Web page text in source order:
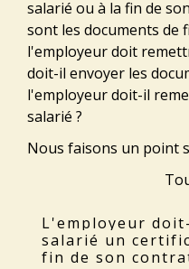
salarié ou à la fin de
sont les documents de
l'employeur doit
doit-il envoyer les
l'employeur doit-il
salarié ?
Nous faisons un point
L'employeur
salarié un
fin de son